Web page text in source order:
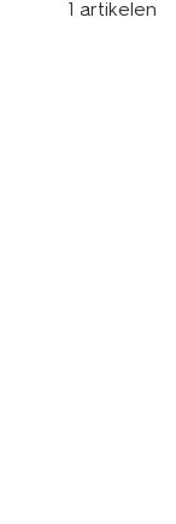
1 artikelen